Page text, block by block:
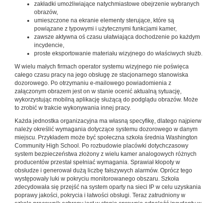
zakładki umożliwiające natychmiastowe obejrzenie wybranych
obrazów,
umieszczone na ekranie elementy sterujące, które są
powiązane z typowymi i użytecznymi funkcjami kamer,
zawsze aktywna oś czasu ułatwiająca dochodzenie po każdym
incydencie,
proste eksportowanie materiału wizyjnego do właściwych służb.
W wielu małych firmach operator systemu wizyjnego nie poświęca
całego czasu pracy na jego obsługę ze stacjonarnego stanowiska
dozorowego. Po otrzymaniu e-mailowego powiadomienia z
załączonym obrazem jest on w stanie ocenić aktualną sytuację,
wykorzystując mobilną aplikację służącą do podglądu obrazów. Może
to zrobić w trakcie wykonywania innej pracy.
Każda jednostka organizacyjna ma własną specyfikę, dlatego najpierw
należy określić wymagania dotyczące systemu dozorowego w danym
miejscu. Przykładem może być społeczna szkoła średnia Washington
Community High School. Po rozbudowie placówki dotychczasowy
system bezpieczeństwa złożony z wielu kamer analogowych różnych
producentów przestał spełniać wymagania. Sprawiał kłopoty w
obsłudze i generował dużą liczbę fałszywych alarmów. Oprócz tego
występowały luki w pokryciu monitorowanego obszaru. Szkoła
zdecydowała się przejść na system oparty na sieci IP w celu uzyskania
poprawy jakości, pokrycia i łatwości obsługi. Teraz zatrudniony w